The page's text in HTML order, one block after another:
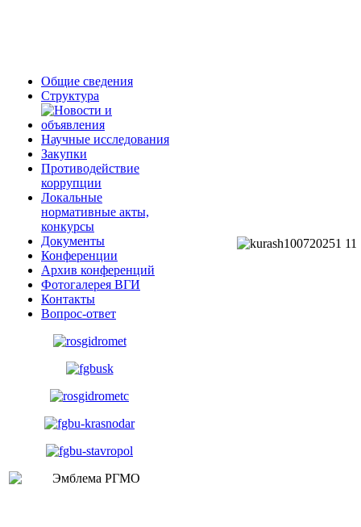
Общие сведения
Структура
Научные исследования
Закупки
Противодействие
коррупции
Локальные
нормативные акты,
конкурсы
Документы
Конференции
Архив конференций
Фотогалерея ВГИ
Контакты
Вопрос-ответ